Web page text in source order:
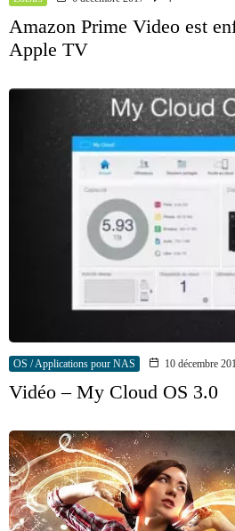
Amazon Prime Video est
Apple TV
OS / Applications pour NAS 10 décembre
Vidéo – My Cloud OS 3.0